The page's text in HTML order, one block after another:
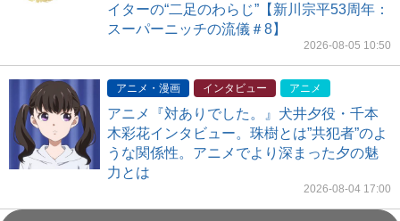
イターの“二足のわらじ”【新川宗平53周年：
スーパーニッチの流儀＃8】
2026-08-05 10:50
アニメ・漫画 インタビュー アニメ
アニメ『対ありでした。』犬井夕役・千本
木彩花インタビュー。珠樹とは”共犯者”のよ
うな関係性。アニメでより深まった夕の魅
力とは
2026-08-04 17:00